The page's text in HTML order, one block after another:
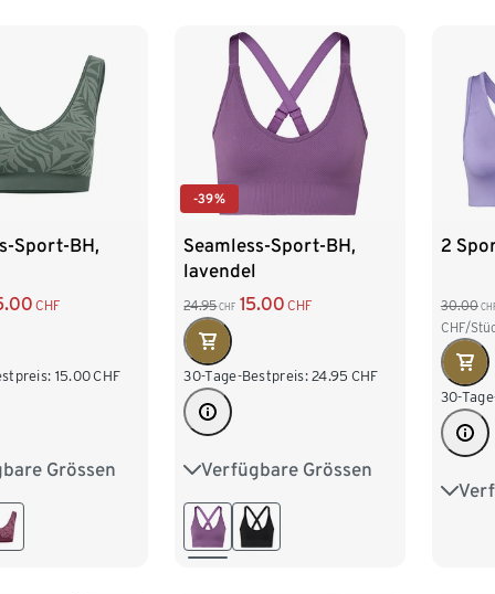
Sport-BH,
CHF
15.00CHF
Grössen
S 36/38
-39%
Seamless-Sport-BH,
lavendel
24.95 CHF 15.00 CHF
30-Tage-Bestpreis: 24.95 CHF
Verfügbare Grössen
XS 32/34 S 36/38
M 40/42
2
30.00
CHF/
30-
XS